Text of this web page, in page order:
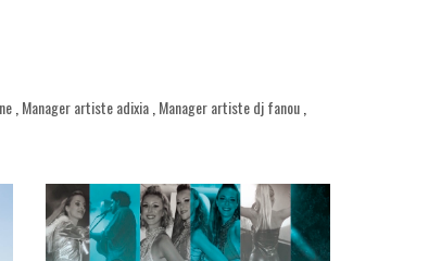
Manager artiste adixia Manager artiste dj fanou